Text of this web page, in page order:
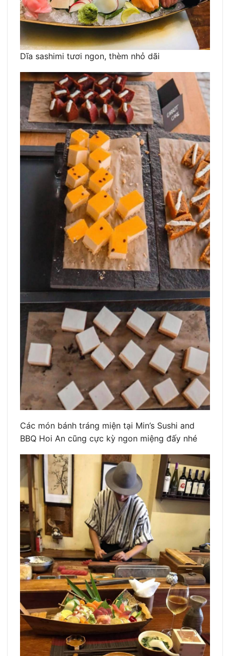
Dĩa sashimi tươi ngon, thèm nhỏ dãi
Các món bánh tráng miện tại Min’s Sushi and
BBQ Hoi An cũng cực kỳ ngon miệng đấy nhé